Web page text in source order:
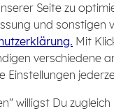
Seite zu
und sonstigen
Mit
verschiedene
Einstellungen
willigst Du
2016
2017
2018